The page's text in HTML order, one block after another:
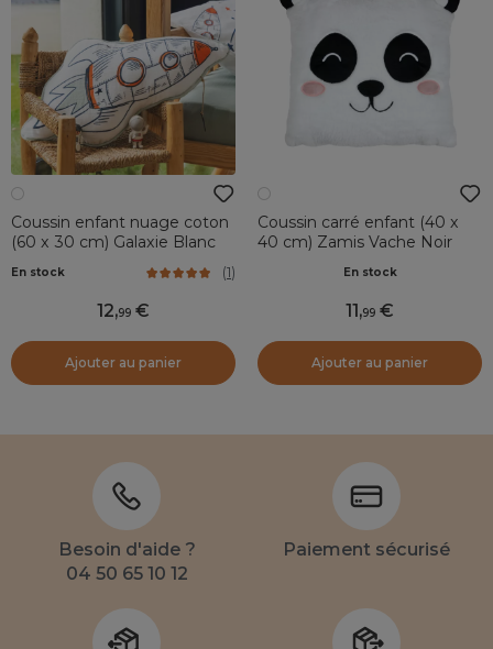
Coussin enfant nuage coton
(60 x 30 cm) Galaxie Blanc
En stock (1)
12,99
Ajouter au panier
Coussin carré enfant (40 x
40 cm) Zamis Vache Noir
En stock
11,99
Ajouter au panier
Besoin d'aide ?
04 50 65 10 12
Paiement sécurisé